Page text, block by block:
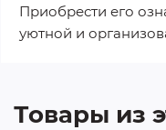
Приобрести его
уютной и
Товары из